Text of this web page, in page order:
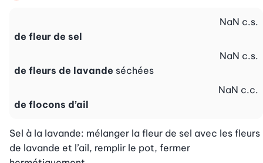
de fleur de sel
NaN c.s.
de fleurs de lavande séchées
NaN c.s.
de flocons d’ail
NaN c.c.
Sel à la lavande: mélanger la fleur de sel avec les fleurs
de lavande et l’ail, remplir le pot, fermer